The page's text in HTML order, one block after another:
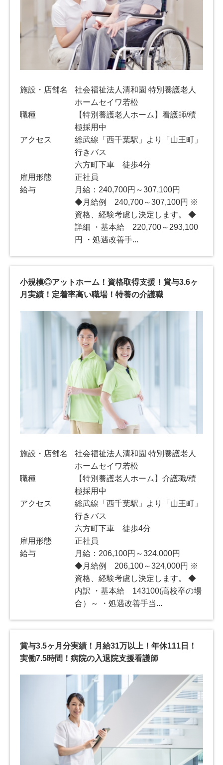
施設・店舗名
社会福祉法人清和園 特別養護老人
ホームセイワ若松
職種
【特別養護老人ホーム】看護師/積
極採用中
アクセス
総武線「西千葉駅」より「山王町」
行きバス
六方町下車 徒歩4分
雇用形態
正社員
給与
月給：240,700円～307,100円
◆月給例 240,700～307,100円 ※
資格、経験考慮し決定します。 ◆
詳細 ・基本給 220,700～293,100
円 ・処遇改善手...
小規模◎アットホーム！資格取得支援！賞与3.6ヶ
月実績！定着率高い職場！特養の介護職
施設・店舗名
社会福祉法人清和園 特別養護老人
ホームセイワ若松
職種
【特別養護老人ホーム】介護職/積
極採用中
アクセス
総武線「西千葉駅」より「山王町」
行きバス
六方町下車 徒歩4分
雇用形態
正社員
給与
月給：206,100円～324,000円
◆月給例 206,100～324,000円 ※
資格、経験考慮し決定します。 ◆
内訳 ・基本給 143100(高校卒の場
合）～ ・処遇改善手当...
賞与3.5ヶ月分実績！月給31万以上！年休111日！
実働7.5時間！病院の入退院支援看護師